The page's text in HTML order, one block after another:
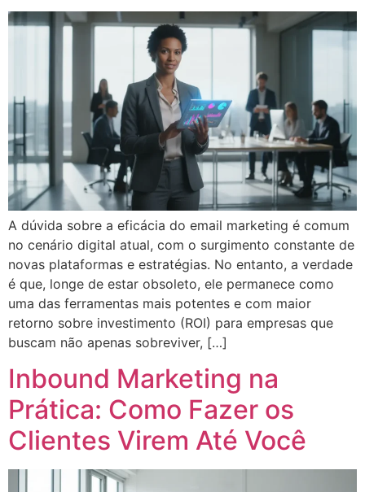
A dúvida sobre a eficácia do email marketing é comum
no cenário digital atual, com o surgimento constante de
novas plataformas e estratégias. No entanto, a verdade
é que, longe de estar obsoleto, ele permanece como
uma das ferramentas mais potentes e com maior
retorno sobre investimento (ROI) para empresas que
buscam não apenas sobreviver, […]
Inbound Marketing na
Prática: Como Fazer os
Clientes Virem Até Você